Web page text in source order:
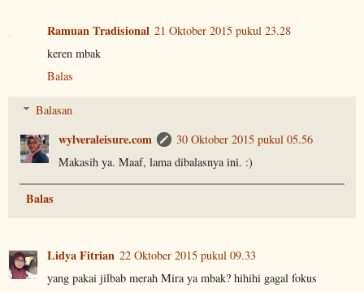
Ramuan Tradisional 21 Oktober 2015 pukul 23.28
keren mbak
Balas
Balasan
wylveraleisure.com
30 Oktober 2015 pukul 05.56
Makasih ya. Maaf, lama dibalasnya ini. :)
Balas
Lidya Fitrian 22 Oktober 2015 pukul 09.33
yang pakai jilbab merah Mira ya mbak? hihihi gagal fokus